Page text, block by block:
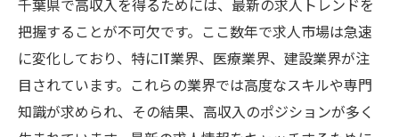
千葉県で高収入を得るためには、最新の求人トレンドを
把握することが不可欠です。ここ数年で求人市場は急速
に変化しており、特にIT業界、医療業界、建設業界が注
目されています。これらの業界では高度なスキルや専門
知識が求められ、その結果、高収入のポジションが多く